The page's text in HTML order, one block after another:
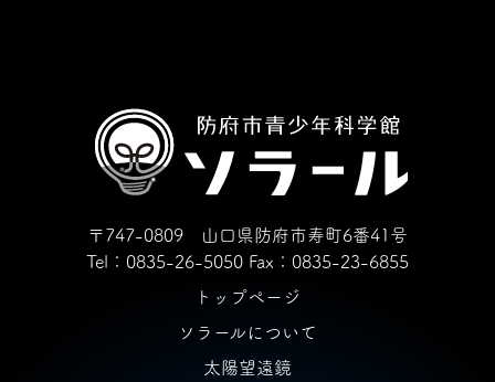
〒747-0809 山口県防府市寿町6番41号
Tel：0835-26-5050 Fax：0835-23-6855
トップページ
ソラールについて
太陽望遠鏡